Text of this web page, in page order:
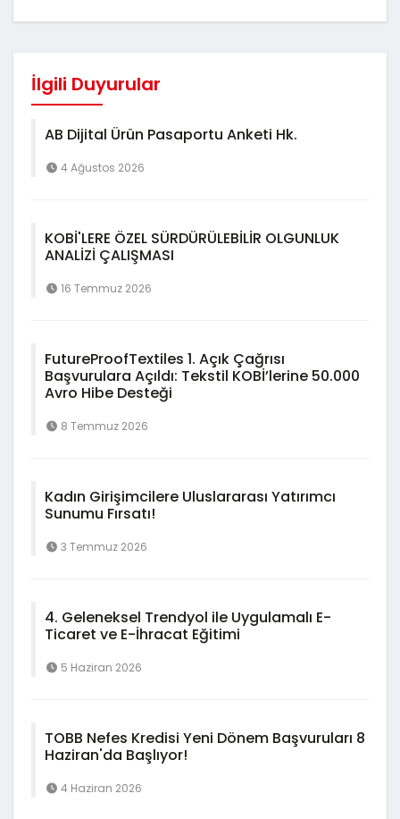
İlgili Duyurular
AB Dijital Ürün Pasaportu Anketi Hk.
4 Ağustos 2026
KOBİ'LERE ÖZEL SÜRDÜRÜLEBİLİR OLGUNLUK
ANALİZİ ÇALIŞMASI
16 Temmuz 2026
FutureProofTextiles 1. Açık Çağrısı
Başvurulara Açıldı: Tekstil KOBİ’lerine 50.000
Avro Hibe Desteği
8 Temmuz 2026
Kadın Girişimcilere Uluslararası Yatırımcı
Sunumu Fırsatı!
3 Temmuz 2026
4. Geleneksel Trendyol ile Uygulamalı E-
Ticaret ve E-İhracat Eğitimi
5 Haziran 2026
TOBB Nefes Kredisi Yeni Dönem Başvuruları 8
Haziran'da Başlıyor!
4 Haziran 2026